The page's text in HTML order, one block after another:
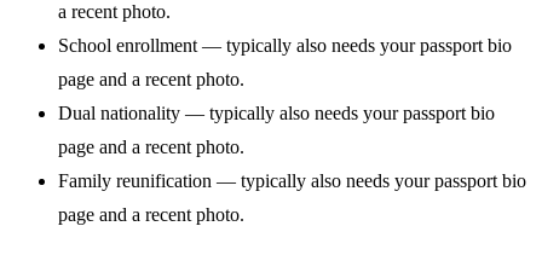
a recent photo.
School enrollment — typically also needs your passport bio
page and a recent photo.
Dual nationality — typically also needs your passport bio
page and a recent photo.
Family reunification — typically also needs your passport bio
page and a recent photo.